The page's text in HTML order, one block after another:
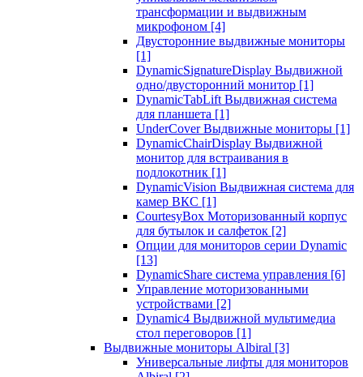
трансформации и выдвижным
микрофоном [4]
Двусторонние выдвижные мониторы
[1]
DynamicSignatureDisplay Выдвижной
одно/двусторонний монитор [1]
DynamicTabLift Выдвижная система
для планшета [1]
UnderCover Выдвижные мониторы [1]
DynamicChairDisplay Выдвижной
монитор для встраивания в
подлокотник [1]
DynamicVision Выдвижная система для
камер ВКС [1]
CourtesyBox Моторизованный корпус
для бутылок и салфеток [2]
Опции для мониторов серии Dynamic
[13]
DynamicShare система управления [6]
Управление моторизованными
устройствами [2]
Dynamic4 Выдвижной мультимедиа
стол переговоров [1]
Выдвижные мониторы Albiral [3]
Универсальные лифты для мониторов